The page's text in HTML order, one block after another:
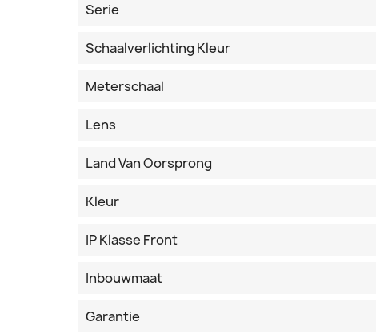
Serie
Schaalverlichting Kleur
Meterschaal
Lens
Land Van Oorsprong
Kleur
IP Klasse Front
Inbouwmaat
Garantie